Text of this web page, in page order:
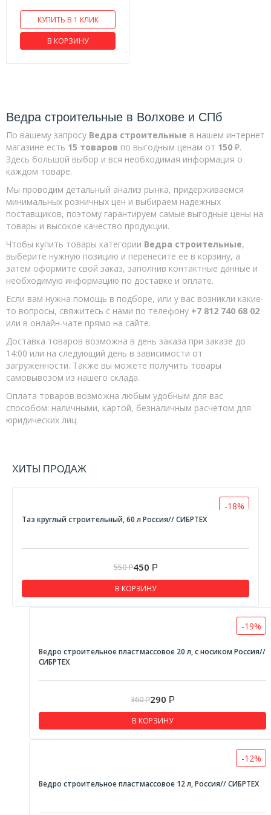
Сверла по керамической плитке и стеклу
Сверла по металлу
Сверла ступенчатые по металлу
Зубила
Инструменты для зачистки и обжима
Кернеры
Спецодежда
Клещи
Средства защиты рук
Головки свечные
Биты
Головки торцевые
Инструмент шарнирно-губцевый
Киянки
Ключи
Кувалды
Молотки
Наборы инструмента
Отвертки PH
Отвертки диалектрические
Столярный инструмент
Гвоздодеры
Струбцины
Топоры
Кельмы
Крюки и проволока для вязки арматуры
КУПИТЬ В 1 КЛИК
В КОРЗИНУ
Ведра строительные в Волхове и СПб
По вашему запросу Ведра строительные в нашем интернет
магазине есть 15 товаров по выгодным ценам от 150 ₽.
Здесь большой выбор и вся необходимая информация о
каждом товаре.
Мы проводим детальный анализ рынка, придерживаемся
минимальных розничных цен и выбираем надежных
поставщиков, поэтому гарантируем самые выгодные цены на
товары и высокое качество продукции.
Чтобы купить товары категории Ведра строительные,
выберите нужную позицию и перенесите ее в корзину, а
затем оформите свой заказ, заполнив контактные данные и
необходимую информацию по доставке и оплате.
Если вам нужна помощь в подборе, или у вас возникли какие-
то вопросы, свяжитесь с нами по телефону +7 812 740 68 02
или в онлайн-чате прямо на сайте.
Доставка товаров возможна в день заказа при заказе до
14:00 или на следующий день в зависимости от
загруженности. Также вы можете получить товары
самовывозом из нашего склада.
Оплата товаров возможна любым удобным для вас
способом: наличными, картой, безналичным расчетом для
юридических лиц.
ХИТЫ ПРОДАЖ
-18%
Таз круглый строительный, 60 л Россия// СИБРТЕХ
550Р450 Р
В КОРЗИНУ
-19%
Ведро строительное пластмассовое 20 л, с носиком Россия//
СИБРТЕХ
360Р290 Р
В КОРЗИНУ
-12%
Ведро строительное пластмассовое 12 л, Россия// СИБРТЕХ